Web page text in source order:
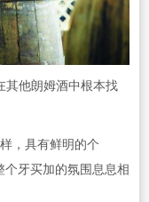
其他朗姆酒中根本找
，具有鲜明的个
个牙买加的氛围息息相